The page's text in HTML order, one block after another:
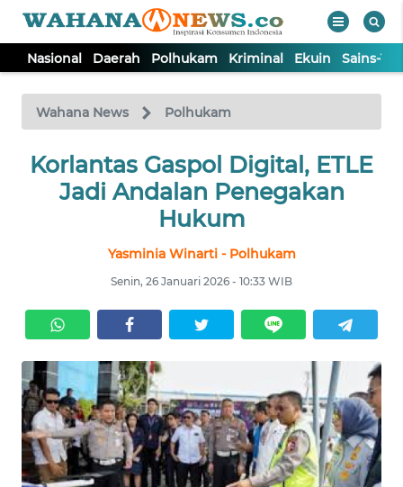
Nasional Daerah Polhukam Kriminal Ekuin Sains-
Wahana News Polhukam
Korlantas Gaspol Digital, ETLE
Jadi Andalan Penegakan
Hukum
Yasminia Winarti - Polhukam
Senin, 26 Januari 2026 - 10:33 WIB
TV
Tutup
NASIONAL
KRIMINAL
EKUIN
SAINS-TEKNO
KESEHATAN